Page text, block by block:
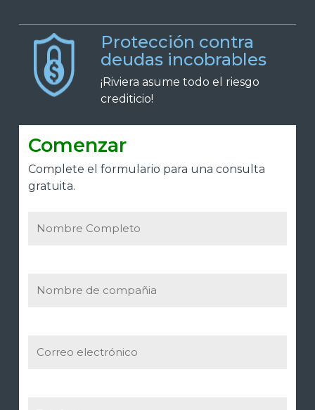
Protección contra
deudas incobrables
¡Riviera asume todo el riesgo
crediticio!
Comenzar
Complete el formulario para una consulta
gratuita.